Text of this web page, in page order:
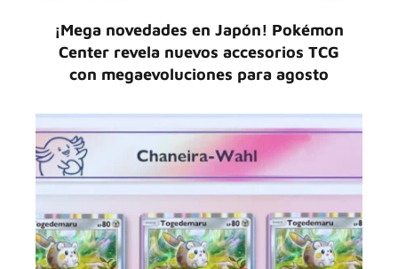
¡Mega novedades en Japón! Pokémon
Center revela nuevos accesorios TCG
con megaevoluciones para agosto